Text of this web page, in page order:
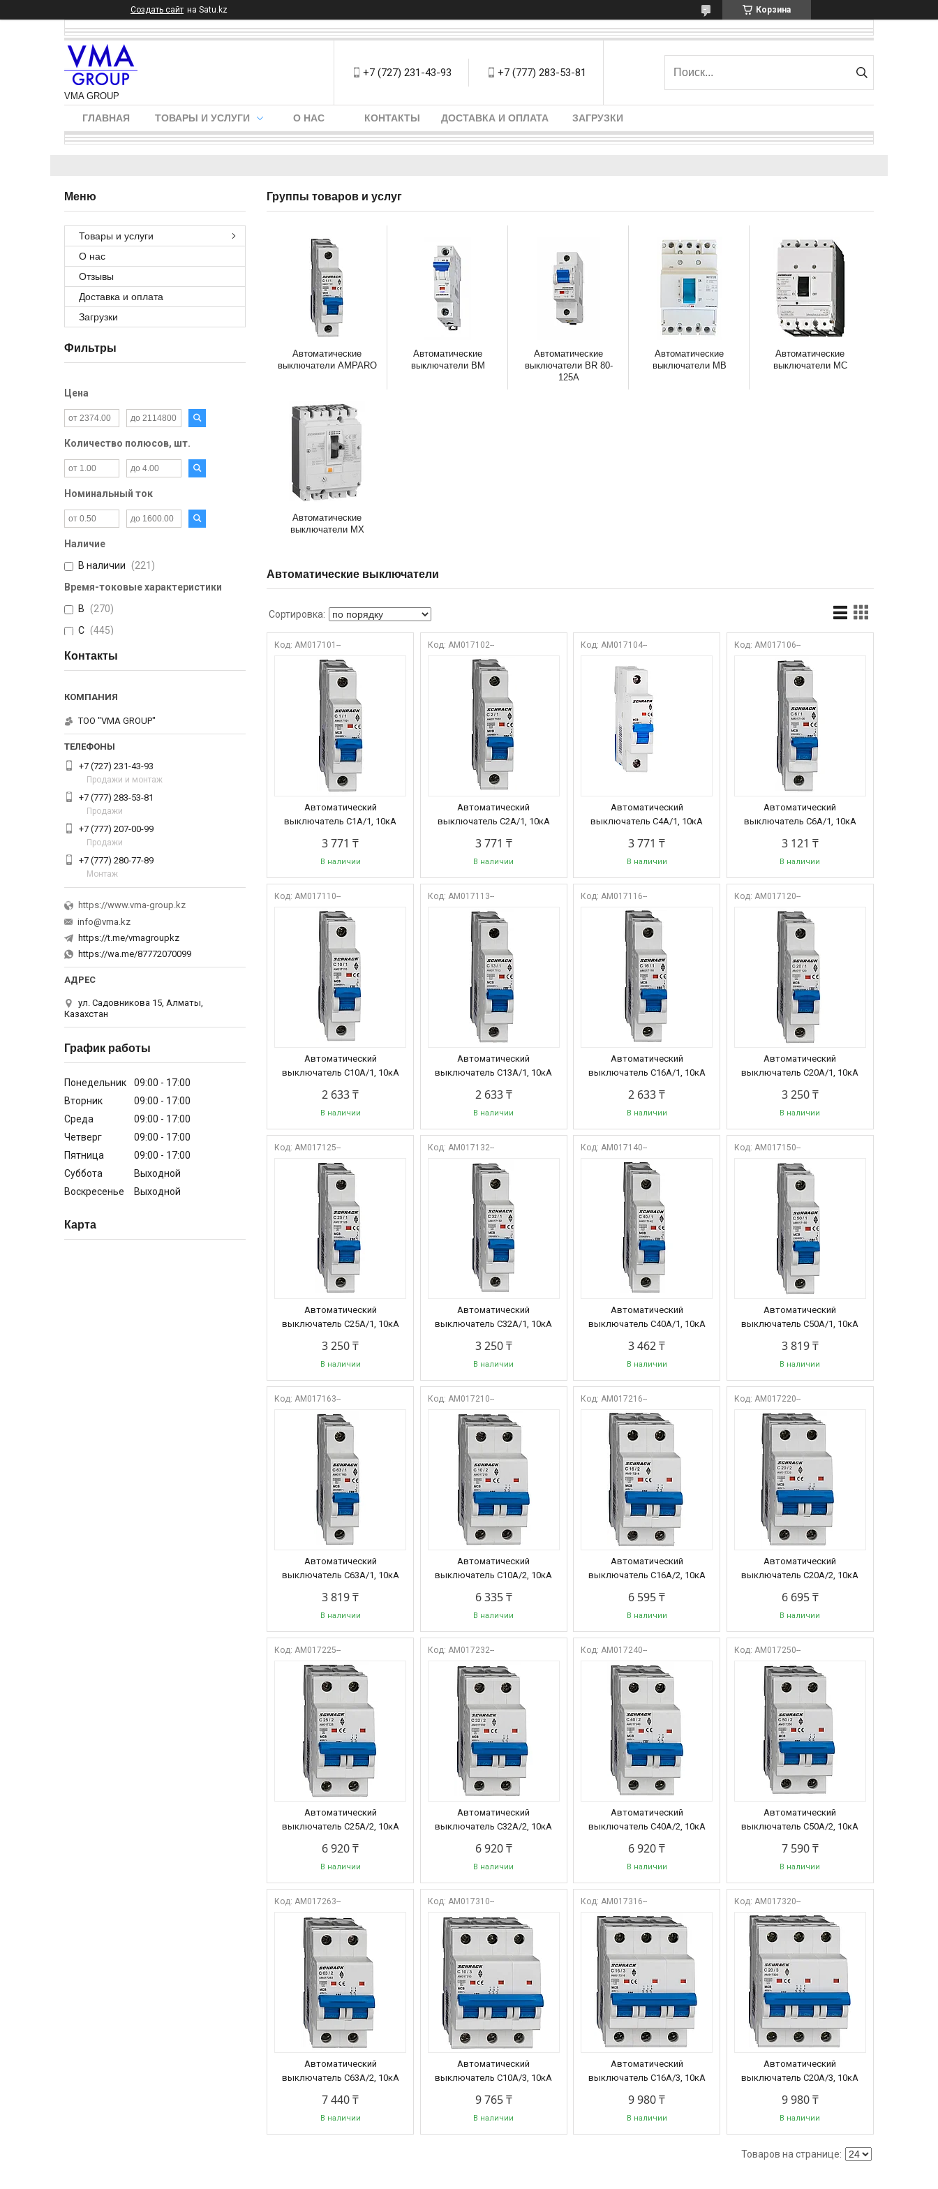
Создать сайт на Satu.kz Корзина
VMA GROUP
+7 (727) 231-43-93 +7 (777) 283-53-81
ГЛАВНАЯ ТОВАРЫ И УСЛУГИ О НАС КОНТАКТЫ ДОСТАВКА И ОПЛАТА ЗАГРУЗКИ
Группы товаров и услуг
Автоматические
выключатели AMPARO
Автоматические
выключатели BM
Автоматические
выключатели BR 80-
125A
Автоматические
выключатели MB
Автоматические
выключатели MC
Автоматические
выключатели MX
Автоматические выключатели
AM017101--
Автоматический
выключатель C1А/1, 10кА
3 771 ₸
В наличии
AM017102--
Автоматический
выключатель C2А/1, 10кА
3 771 ₸
В наличии
AM017104--
Автоматический
выключатель C4А/1, 10кА
3 771 ₸
В наличии
AM017106--
Автоматический
выключатель C6А/1, 10кА
3 121 ₸
В наличии
AM017110--
Автоматический
выключатель C10А/1, 10кА
2 633 ₸
В наличии
AM017113--
Автоматический
выключатель C13А/1, 10кА
2 633 ₸
В наличии
AM017116--
Автоматический
выключатель C16А/1, 10кА
2 633 ₸
В наличии
AM017120--
Автоматический
выключатель C20А/1, 10кА
3 250 ₸
В наличии
AM017125--
Автоматический
выключатель C25А/1, 10кА
3 250 ₸
В наличии
AM017132--
Автоматический
выключатель C32А/1, 10кА
3 250 ₸
В наличии
AM017140--
Автоматический
выключатель C40А/1, 10кА
3 462 ₸
В наличии
AM017150--
Автоматический
выключатель C50А/1, 10кА
3 819 ₸
В наличии
AM017163--
Автоматический
выключатель C63А/1, 10кА
3 819 ₸
В наличии
AM017210--
Автоматический
выключатель C10А/2, 10кА
6 335 ₸
В наличии
AM017216--
Автоматический
выключатель C16А/2, 10кА
6 595 ₸
В наличии
AM017220--
Автоматический
выключатель C20А/2, 10кА
6 695 ₸
В наличии
AM017225--
Автоматический
выключатель C25А/2, 10кА
6 920 ₸
В наличии
AM017232--
Автоматический
выключатель C32А/2, 10кА
6 920 ₸
В наличии
AM017240--
Автоматический
выключатель C40А/2, 10кА
6 920 ₸
В наличии
AM017250--
Автоматический
выключатель C50А/2, 10кА
7 590 ₸
В наличии
AM017263--
Автоматический
выключатель C63А/2, 10кА
7 440 ₸
В наличии
AM017310--
Автоматический
выключатель C10А/3, 10кА
9 765 ₸
В наличии
AM017316--
Автоматический
выключатель C16А/3, 10кА
9 980 ₸
В наличии
AM017320--
Автоматический
выключатель C20А/3, 10кА
9 980 ₸
В наличии
Товары и услуги
О нас
Отзывы
Доставка и оплата
Загрузки
Фильтры
Цена
Количество полюсов, шт.
Номинальный ток
Наличие
В наличии
221
Время-токовые характеристики
B
270
C
445
D
102
Контакты
ТОО "VMA GROUP"
+7 (727) 231-43-93
Продажи и монтаж
+7 (777) 283-53-81
Продажи
+7 (777) 207-00-99
Продажи
+7 (777) 280-77-89
Монтаж
https://www.vma-group.kz
info@vma.kz
https://t.me/vmagroupkz
https://wa.me/87772070099
ул. Садовникова 15, Алматы,
Казахстан
График работы
Понедельник 09:00
17:00
Вторник
09:00
17:00
Среда
09:00
17:00
Четверг
09:00
17:00
Пятница
09:00
17:00
Суббота
Выходной
Воскресенье
Выходной
Карта